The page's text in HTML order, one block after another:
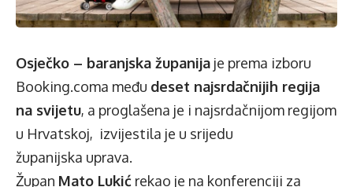
Osječko – baranjska županija je prema izboru
Booking.coma među deset najsrdačnijih regija
na svijetu, a proglašena je i najsrdačnijom regijom
u Hrvatskoj, izvijestila je u srijedu
županijska uprava.
Župan Mato Lukić rekao je na konferenciji za